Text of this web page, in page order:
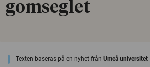
gomseglet
Texten baseras på en nyhet från Umeå universitet